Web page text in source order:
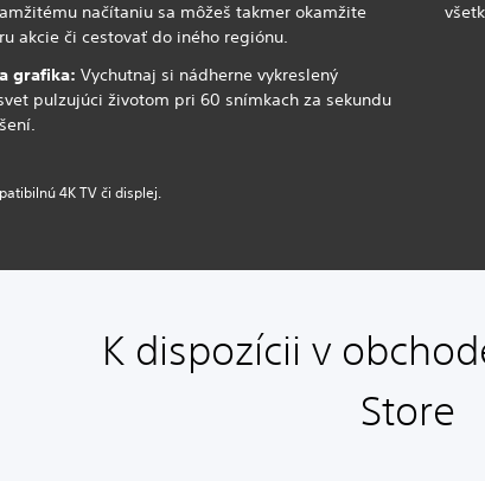
načítaniu sa môžeš takmer okamžite
akcie či cestovať do iného regiónu.
grafika: Vychutnaj si nádherne vykreslený
pulzujúci životom pri 60 snímkach za sekundu
4K TV či displej.
K dispozícii v
Store